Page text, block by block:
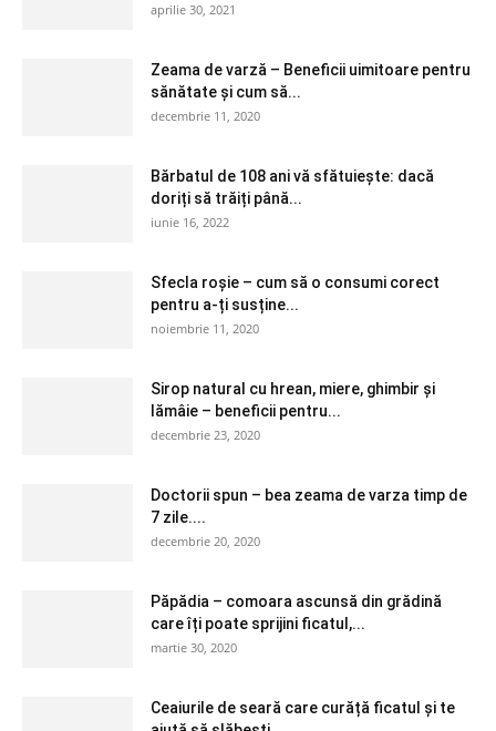
aprilie 30, 2021
Zeama de varză – Beneficii uimitoare pentru
sănătate și cum să...
decembrie 11, 2020
Bărbatul de 108 ani vă sfătuiește: dacă
doriți să trăiți până...
iunie 16, 2022
Sfecla roșie – cum să o consumi corect
pentru a-ți susține...
noiembrie 11, 2020
Sirop natural cu hrean, miere, ghimbir și
lămâie – beneficii pentru...
decembrie 23, 2020
Doctorii spun – bea zeama de varza timp de
7 zile....
decembrie 20, 2020
Păpădia – comoara ascunsă din grădină
care îți poate sprijini ficatul,...
martie 30, 2020
Ceaiurile de seară care curăță ficatul și te